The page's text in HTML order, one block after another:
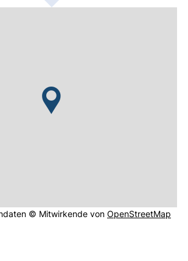
Link, öffnet neues Fenster).
© Mitwirkende von OpenStreetMap